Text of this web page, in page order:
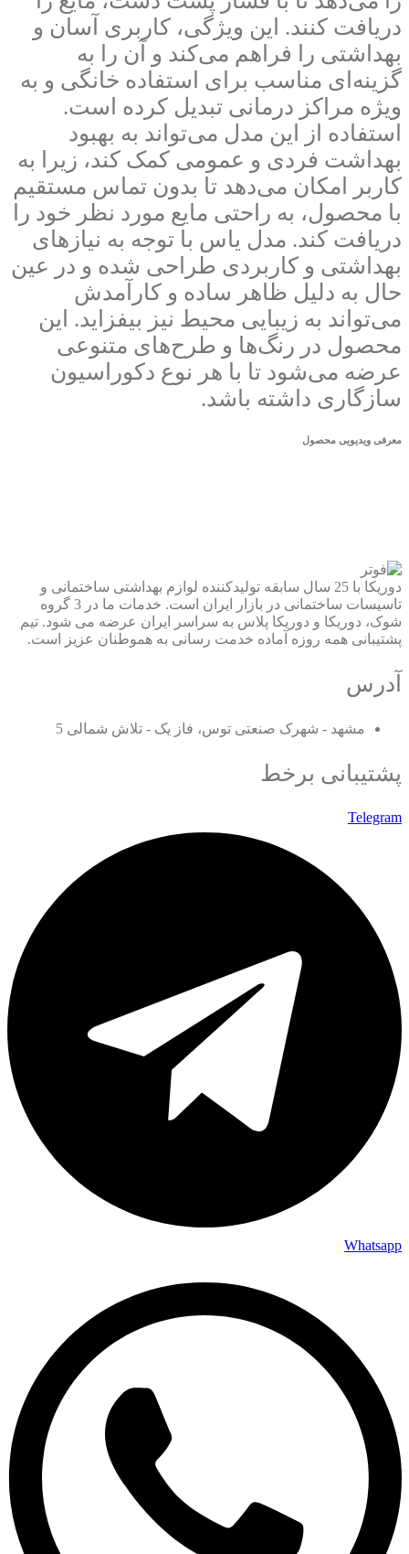
دریافت کنند. این ویژگی، کاربری آسان و
بهداشتی را فراهم می‌کند و آن را به
گزینه‌ای مناسب برای استفاده خانگی و به
ویژه مراکز درمانی تبدیل کرده است.
استفاده از این مدل می‌تواند به بهبود
بهداشت فردی و عمومی کمک کند، زیرا به
کاربر امکان می‌دهد تا بدون تماس مستقیم
با محصول، به راحتی مایع مورد نظر خود را
دریافت کند. مدل یاس با توجه به نیازهای
بهداشتی و کاربردی طراحی شده و در عین
حال به دلیل ظاهر ساده و کارآمدش
می‌تواند به زیبایی محیط نیز بیفزاید. این
محصول در رنگ‌ها و طرح‌های متنوعی
عرضه می‌شود تا با هر نوع دکوراسیون
سازگاری داشته باشد.
معرفی ویدیویی محصول
دوریکا با 25 سال سابقه تولیدکننده لوازم بهداشتی ساختمانی و
تاسیسات ساختمانی در بازار ایران است. خدمات ما در 3 گروه
شوک، دوریکا و دوریکا پلاس به سراسر ایران عرضه می شود. تیم
پشتیبانی همه روزه آماده خدمت رسانی به هموطنان عزیز است.
آدرس
مشهد - شهرک صنعتی توس، فاز یک - تلاش شمالی 5
پشتیبانی برخط
Telegram
Whatsapp